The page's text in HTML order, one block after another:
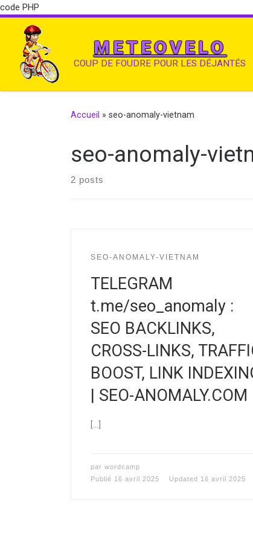
code PHP
METEOVELO
COUP DE FOUDRE POUR LES DÉJANTÉS
Accueil » seo-anomaly-vietnam
seo-anomaly-
2 posts
SEO-ANOMALY-VIETNAM
TELEGRAM
t.me/seo_anomaly :
SEO BACKLINKS,
CROSS-LINKS,
BOOST, LINK
| SEO-ANOMALY.COM
[…]
par wordcamp
Publié 16 avril 2025 Updated 16 avril 2025